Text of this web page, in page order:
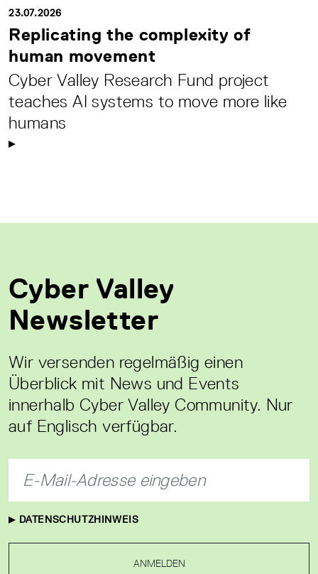
23.07.2026
Replicating the complexity of
human movement
Cyber Valley Research Fund project
teaches AI systems to move more like
humans
Cyber Valley
Newsletter
Wir versenden regelmäßig einen
Überblick mit News und Events
innerhalb Cyber Valley Community. Nur
auf Englisch verfügbar.
DATENSCHUTZHINWEIS
ANMELDEN